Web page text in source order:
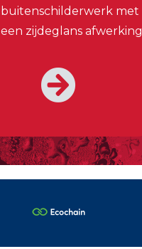
buitenschilderwerk met
een zijdeglans afwerking